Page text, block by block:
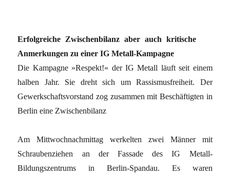
Erfolgreiche Zwischenbilanz aber auch kritische
Anmerkungen zu einer IG Metall-Kampagne
Die Kampagne »Respekt!« der IG Metall läuft seit einem
halben Jahr. Sie dreht sich um Rassismusfreiheit. Der
Gewerkschaftsvorstand zog zusammen mit Beschäftigten in
Berlin eine Zwischenbilanz
Am Mittwochnachmittag werkelten zwei Männer mit
Schraubenziehen an der Fassade des IG Metall-
Bildungszentrums in Berlin-Spandau. Es waren